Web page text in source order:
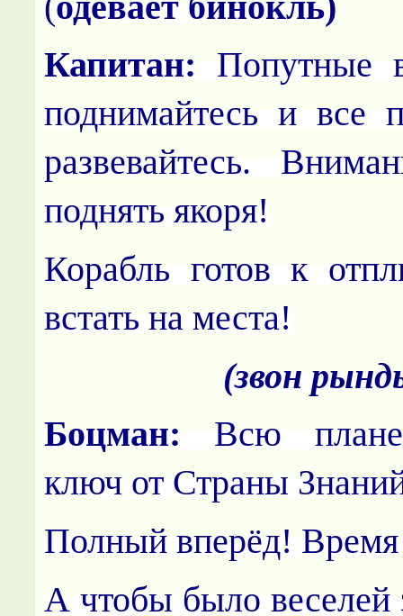
Капитан: Попутные
поднимайтесь и все
развевайтесь.
поднять якоря!
Корабль готов к
встать на места!
(звон
Боцман: Всю
ключ от Страны
Полный вперёд!
А чтобы было веселей